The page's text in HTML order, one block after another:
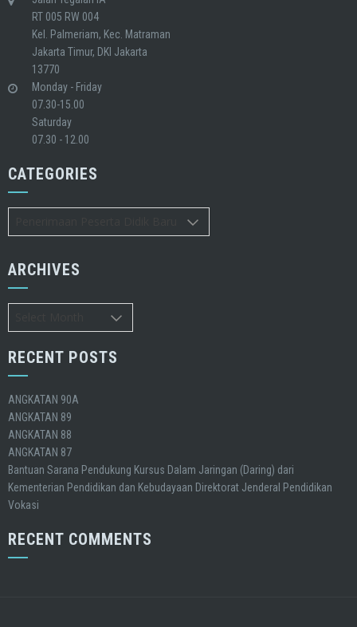
RT 005 RW 004
Kel. Palmeriam, Kec. Matraman
Jakarta Timur, DKI Jakarta
13770
Monday - Friday
07.30-15.00
Saturday
07.30 - 12.00
CATEGORIES
ARCHIVES
RECENT POSTS
ANGKATAN 90A
ANGKATAN 89
ANGKATAN 88
ANGKATAN 87
Bantuan Sarana Pendukung Kursus Dalam Jaringan (Daring) dari
Kementerian Pendidikan dan Kebudayaan Direktorat Jenderal Pendidikan
Vokasi
RECENT COMMENTS